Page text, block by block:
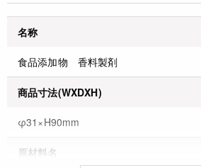
名称
食品添加物 香料製剤
商品寸法(WXDXH)
φ31×H90mm
原材料名